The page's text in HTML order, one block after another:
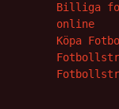
Billiga
online
Köpa